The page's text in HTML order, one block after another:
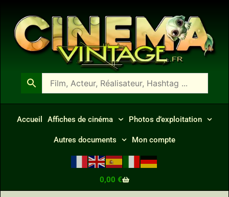
Accueil Affiches de cinéma Photos d’exploitation
Autres documents Mon compte
0,00 €